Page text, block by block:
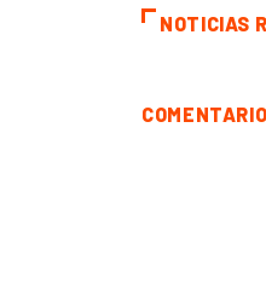
NOTICIAS